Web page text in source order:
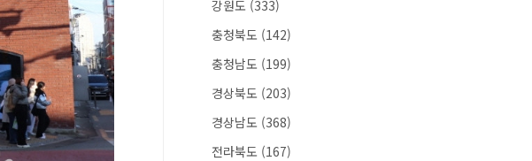
강원도 (333)
충청북도 (142)
충청남도 (199)
경상북도 (203)
경상남도 (368)
전라북도 (167)